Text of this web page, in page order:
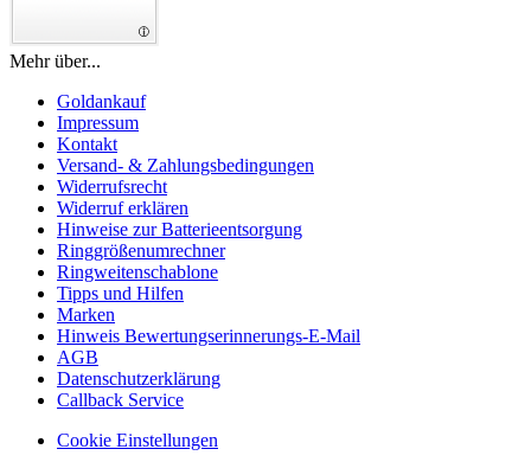
Mehr über...
Goldankauf
Impressum
Kontakt
Versand- & Zahlungsbedingungen
Widerrufsrecht
Widerruf erklären
Hinweise zur Batterieentsorgung
Ringgrößenumrechner
Ringweitenschablone
Tipps und Hilfen
Marken
Hinweis Bewertungserinnerungs-E-Mail
AGB
Datenschutzerklärung
Callback Service
Cookie Einstellungen